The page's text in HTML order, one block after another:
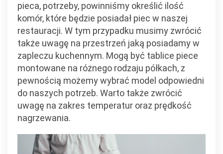
pieca, potrzeby, powinniśmy określić ilość
komór, które będzie posiadał piec w naszej
restauracji. W tym przypadku musimy zwrócić
także uwagę na przestrzeń jaką posiadamy w
zapleczu kuchennym. Mogą być tablice piece
montowane na różnego rodzaju półkach, z
pewnością możemy wybrać model odpowiedni
do naszych potrzeb. Warto także zwrócić
uwagę na zakres temperatur oraz prędkość
nagrzewania.